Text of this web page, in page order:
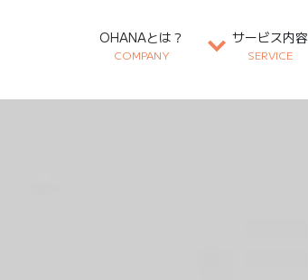
OHANAとは？
COMPANY
サービス内容
SERVICE